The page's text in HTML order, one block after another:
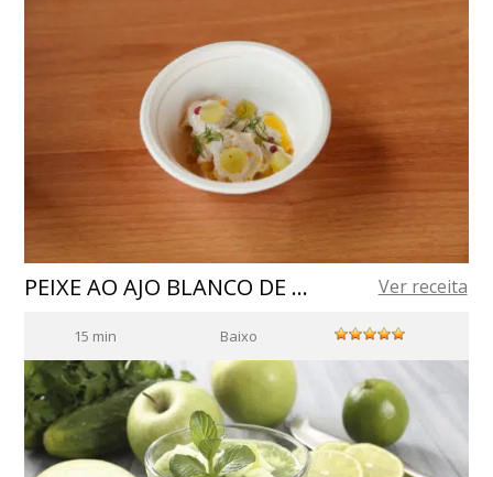
PEIXE AO AJO BLANCO DE CASTANHAS DE CAJÚ Ver receita
15 min Baixo